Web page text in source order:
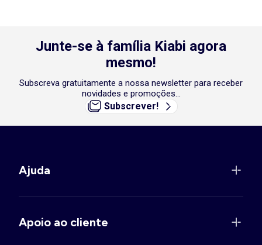
Junte-se à família Kiabi agora
mesmo!
Subscreva gratuitamente a nossa newsletter para receber
novidades e promoções...
Subscrever!
Ajuda
Apoio ao cliente